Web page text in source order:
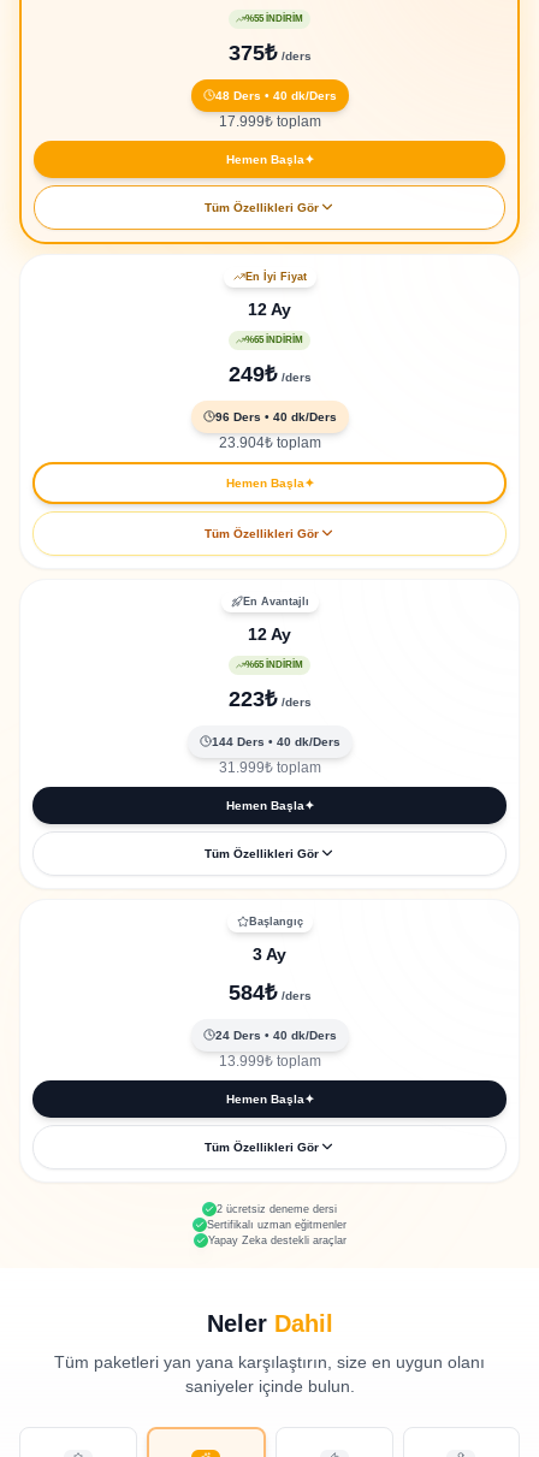
Başlangıç
3 Ay
584₺ /ders
24 Ders • 40 dk/Ders
13.999₺ toplam
Hemen Başla✦
Tüm Özellikleri Gör
Seviye tespit sınavı dahil
%55 İNDİRİM
375₺ /ders
48 Ders • 40 dk/Ders
17.999₺ toplam
Hemen Başla✦
Tüm Özellikleri Gör
48 özel 1-1 ders
Seviye tespit sınavı dahil
En İyi Fiyat
12 Ay
%65 İNDİRİM
249₺ /ders
96 Ders • 40 dk/Ders
23.904₺ toplam
Hemen Başla✦
Tüm Özellikleri Gör
En Avantajlı
12 Ay
%65 İNDİRİM
223₺ /ders
144 Ders • 40 dk/Ders
31.999₺ toplam
Hemen Başla✦
Tüm Özellikleri Gör
Seviye tespit sınavı dahil
Eğitim sertifikası
2 ücretsiz deneme dersi
Sertifikalı uzman eğitmenler
Yapay Zeka destekli araçlar
Neler Dahil
Tüm paketleri yan yana karşılaştırın, size en uygun olanı
saniyeler içinde bulun.